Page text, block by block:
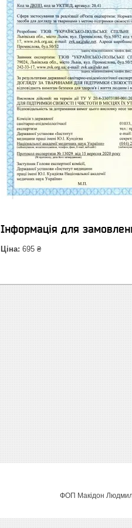
Інформація для
Ціна: 695 ₴